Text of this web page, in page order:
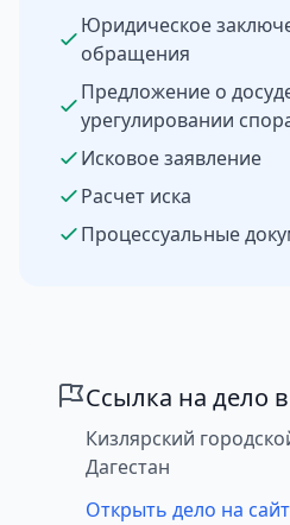
Юридическое
обращения
Предложение о
урегулировании
Исковое заявление
Расчет иска
Процессуальные
Ссылка на дело
Кизлярский
Дагестан
Открыть дело на